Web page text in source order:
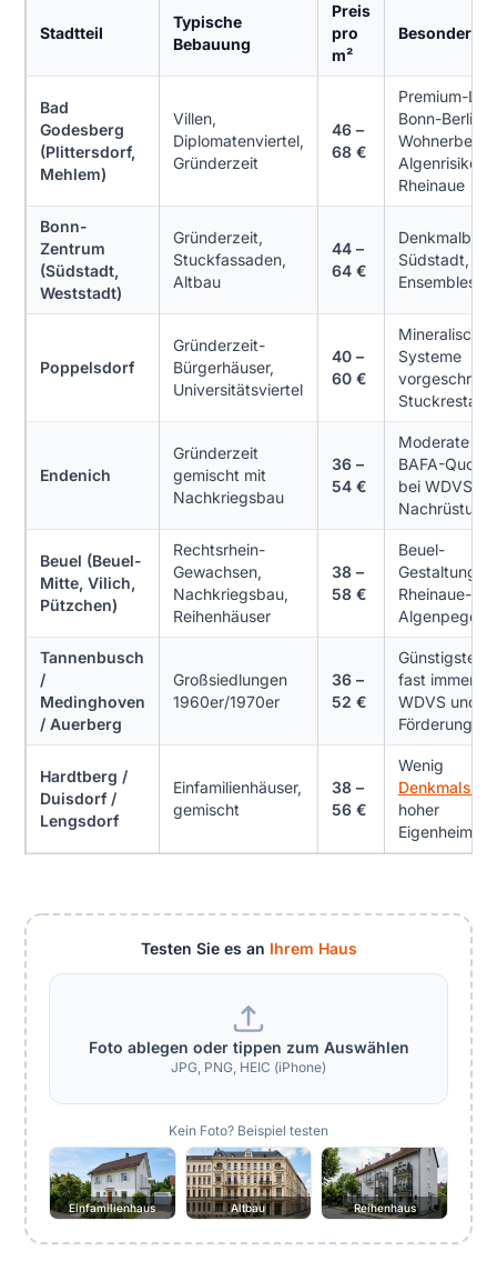
Stadtteil
Typische
Bebauung
Preis
pro
m²
Bad
Godesberg
(Plittersdorf,
Mehlem)
Villen,
Diplomatenviertel,
Gründerzeit
46 –
68 €
Premium-
Bonn-Berlin-
Wohnerbe,
Algenrisiko
Rheinaue
Bonn-
Zentrum
(Südstadt,
Weststadt)
Gründerzeit,
Stuckfassaden,
Altbau
44 –
64 €
Südstadt,
Poppelsdorf
Gründerzeit-
Bürgerhäuser,
Universitätsviertel
40 –
60 €
Mineralische
Systeme
Endenich
Gründerzeit
gemischt mit
Nachkriegsbau
36 –
54 €
Moderate
BAFA-Quote
bei WDVS-
Nachrüstung
Beuel (Beuel-
Mitte, Vilich,
Pützchen)
Rechtsrhein-
Gewachsen,
Nachkriegsbau,
Reihenhäuser
38 –
58 €
Beuel-
Rheinaue-
Algenpegel
Tannenbusch
/
Medinghoven
/ Auerberg
Großsiedlungen
1960er/1970er
36 –
52 €
Günstigste
fast immer
WDVS und
Förderung
Hardtberg /
Duisdorf /
Lengsdorf
Einfamilienhäuser,
gemischt
38 –
56 €
Wenig
hoher
Testen Sie es an Ihrem Haus
Foto ablegen oder tippen zum Auswählen
JPG, PNG, HEIC (iPhone)
Kein Foto? Beispiel testen
Einfamilienhaus Altbau Reihenhaus